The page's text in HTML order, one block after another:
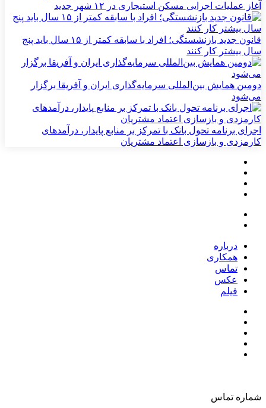
آغاز عملیات اجرایی مسکن استیجاری در ۱۲ شهر جدید
قانون جدید بازنشستگی؛ افراد با سابقه کمتر از ۱۵ سال باید پنج
سال بیشتر کار کنند
دومین همایش بین‌المللی سرمایه‌گذاری ایران و آفریقا برگزار
می‌شود
اجرای برنامه تحول بانک با تمرکز بر منابع پایدار، درآمدهای
کارمزدی و بازسازی اعتماد مشتریان
درباره
همکاری
تماس
عکس
فیلم
شماره تماس